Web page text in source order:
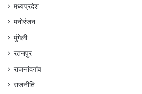
मध्यप्रदेश
मनोरंजन
मुंगेली
रतनपुर
राजनांदगांव
राजनीति